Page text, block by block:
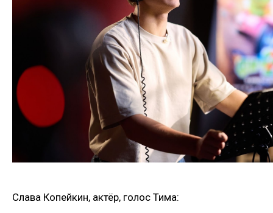
Слава Копейкин, актёр, голос Тима: